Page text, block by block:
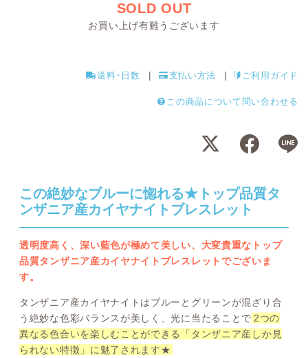
SOLD OUT
お買い上げ有難うございます
送料･日数 支払い方法 ご利用ガイド
この商品について問い合わせる
この絶妙なブルーに惚れる★トップ品質タ
ンザニア産カイヤナイトブレスレット
透明度高く、深い藍色が極めて美しい、大変貴重なトップ
品質タンザニア産カイヤナイトブレスレットでございま
す。
タンザニア産カイヤナイトはブルーとグリーンが混ざり合
う絶妙な色彩バランスが美しく、光に当たることで 2つの
異なる色合いを楽しむことができる「タンザニア産しか見
られない特徴」に魅了されます★